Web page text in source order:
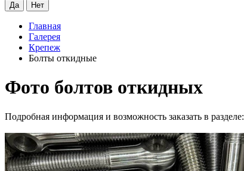
Да Нет
Главная
Галерея
Крепеж
Болты откидные
Фото болтов откидных
Подробная информация и возможность заказать в разделе: